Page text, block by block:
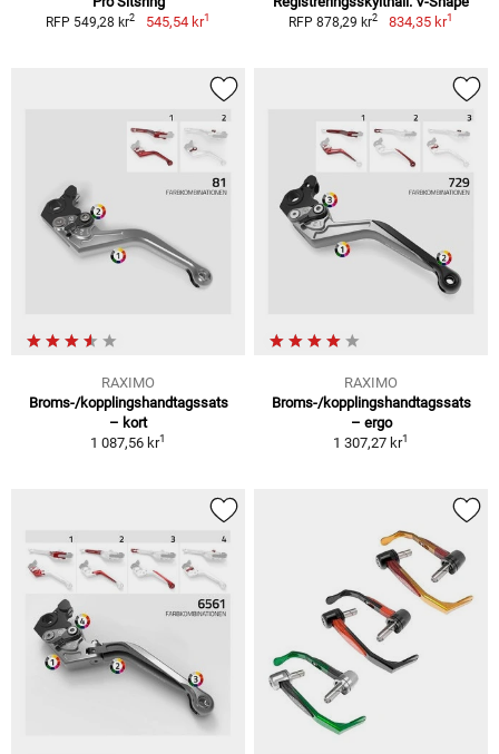
RFP 549,28 kr2 545,54 kr1 RFP 878,29 kr2 834,35 kr1
RAXIMO
Broms-/kopplingshandtagssats
– kort
1 087,56 kr1
RAXIMO
Broms-/kopplingshandtagssats
– ergo
1 307,27 kr1